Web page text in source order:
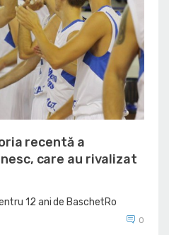
recentă a
care au rivalizat
12 ani de BaschetRo
0